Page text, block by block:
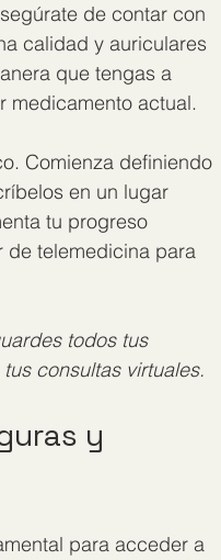
de contar con
calidad y auriculares
que tengas a
medicamento actual.
Comienza definiendo
en un lugar
tu progreso
de telemedicina para
todos tus
consultas virtuales.
y
para acceder a